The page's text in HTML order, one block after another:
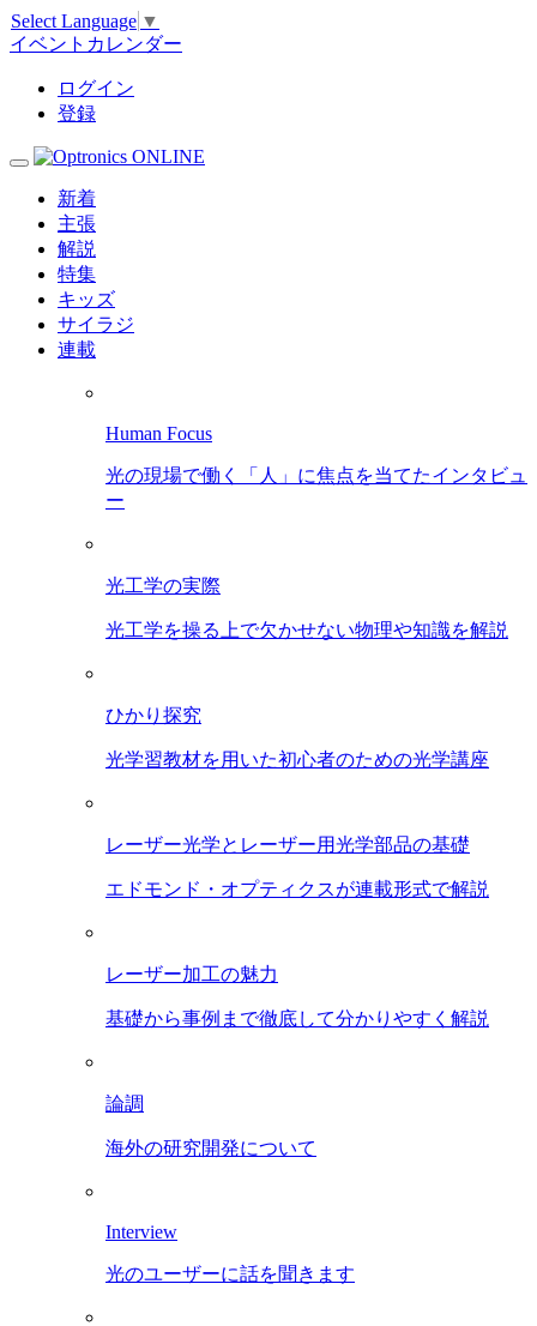
Select Language ▼
イベントカレンダー
ログイン
登録
新着
主張
解説
特集
キッズ
サイラジ
連載
Human Focus
光の現場で働く「人」に焦点を当てたインタビュ
ー
光工学の実際
光工学を操る上で欠かせない物理や知識を解説
ひかり探究
光学習教材を用いた初心者のための光学講座
レーザー光学とレーザー用光学部品の基礎
エドモンド・オプティクスが連載形式で解説
レーザー加工の魅力
基礎から事例まで徹底して分かりやすく解説
論調
海外の研究開発について
Interview
光のユーザーに話を聞きます